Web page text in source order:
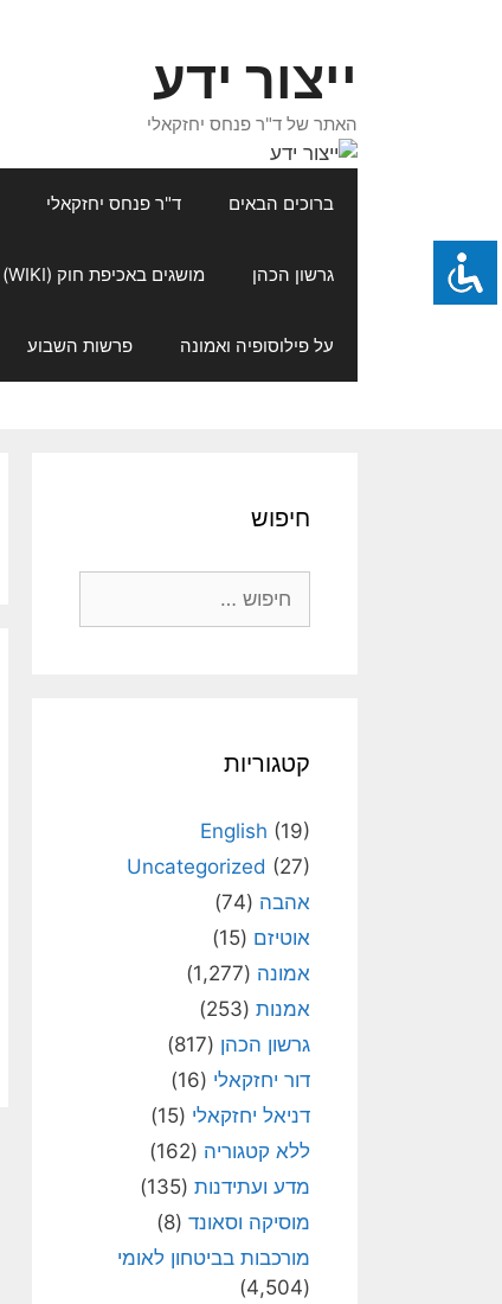
ייצור ידע
האתר של ד"ר פנחס יחזקאלי
ברוכים הבאים ד"ר פנחס יחזקאלי
גרשון הכהן מושגים באכיפת חוק (WIKI)
על פילוסופיה ואמונה פרשות השבוע
חיפוש
קטגוריות
English (19)
Uncategorized (27)
אהבה (74)
אוטיזם (15)
אמונה (1,277)
אמנות (253)
גרשון הכהן (817)
דור יחזקאלי (16)
דניאל יחזקאלי (15)
ללא קטגוריה (162)
מדע ועתידנות (135)
מוסיקה וסאונד (8)
מורכבות בביטחון לאומי
(4,504)